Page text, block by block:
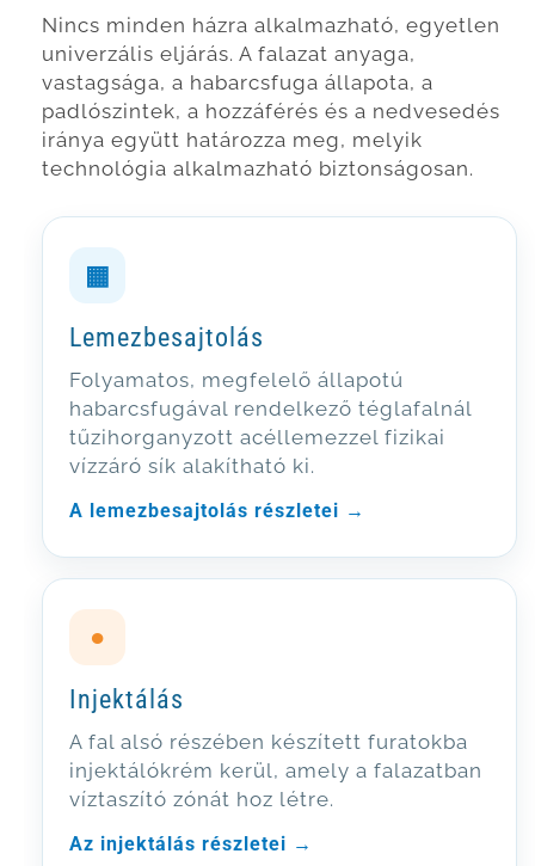
Nincs minden házra alkalmazható, egyetlen
univerzális eljárás. A falazat anyaga,
vastagsága, a habarcsfuga állapota, a
padlószintek, a hozzáférés és a nedvesedés
iránya együtt határozza meg, melyik
technológia alkalmazható biztonságosan.
▦
Lemezbesajtolás
Folyamatos, megfelelő állapotú
habarcsfugával rendelkező téglafalnál
tűzihorganyzott acéllemezzel fizikai
vízzáró sík alakítható ki.
A lemezbesajtolás részletei →
●
Injektálás
A fal alsó részében készített furatokba
injektálókrém kerül, amely a falazatban
víztaszító zónát hoz létre.
Az injektálás részletei →